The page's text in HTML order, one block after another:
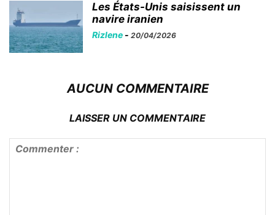
Les États-Unis saisissent un
navire iranien
Rizlene - 20/04/2026
AUCUN COMMENTAIRE
LAISSER UN COMMENTAIRE